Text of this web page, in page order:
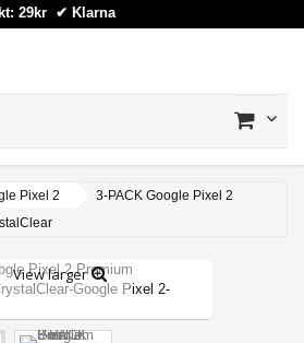
29kr ✔ Klarna
Pixel 2
3-PACK Google Pixel 2
View larger